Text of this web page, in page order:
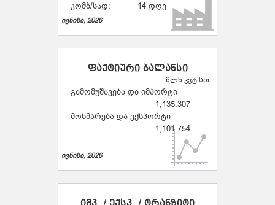
კომბ/სად:
14 დღე
ივნისი, 2026
ფაქტიური ბალანსი
მლნ კვტ.სთ
გამომუშავება და იმპორტი
1,135.307
მოხმარება და ექსპორტი
1,101.754
ივნისი, 2026